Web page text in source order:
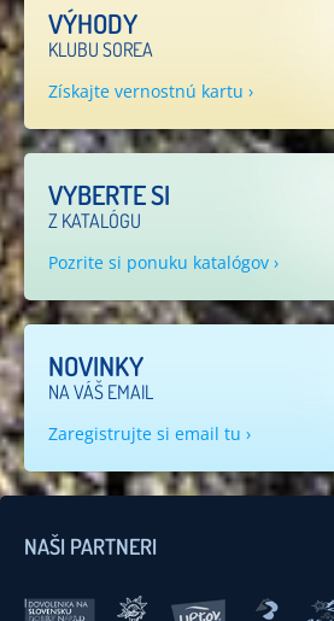
VÝHODY
KLUBU SOREA
Získajte vernostnú kartu ›
VYBERTE SI
Z KATALÓGU
Pozrite si ponuku katalógov ›
NOVINKY
NA VÁŠ EMAIL
Zaregistrujte si email tu ›
NAŠI PARTNERI